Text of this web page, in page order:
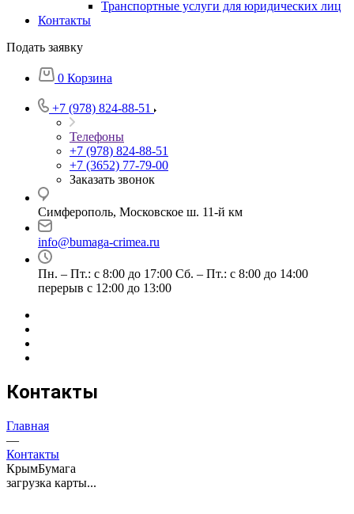
Транспортные услуги для юридических лиц
Контакты
Подать заявку
0 Корзина
+7 (978) 824-88-51
Телефоны
+7 (978) 824-88-51
+7 (3652) 77-79-00
Заказать звонок
Симферополь, Московское ш. 11-й км
info@bumaga-crimea.ru
Пн. – Пт.: с 8:00 до 17:00 Сб. – Пт.: с 8:00 до 14:00
перерыв с 12:00 до 13:00
Контакты
Главная
—
Контакты
КрымБумага
загрузка карты...